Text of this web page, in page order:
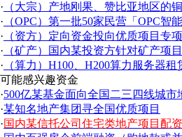
· （大宗）产地刚果、赞比亚地区的
· （OPC）第一批50家民营「OPC
· （资方）定向资金投向优质项目专
· （矿产）国内某投资方针对矿产项
· （算力）H100、H200算力服务器租
可能感兴趣资金
·500亿某基金面向全国二三四线城市
·某知名地产集团寻全国优质项目
·国内某信托公司住宅类地产项目配